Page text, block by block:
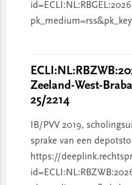
Zeeland-West-
25/2214
IB/PVV 2019,
sprake van een
https://